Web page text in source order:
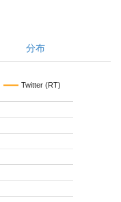
分布
Twitter (RT)